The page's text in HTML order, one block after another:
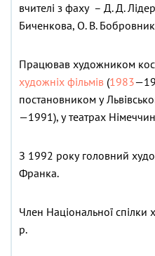
вчителі з фаху – Д. Д.
Биченкова, О. В.
Працював художником
художніх фільмів (1983
постановником у
—1991), у театрах
З 1992 року головний
Франка.
Член Національної спілки
р.